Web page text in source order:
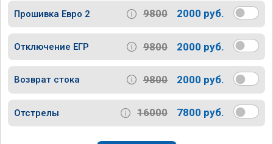
Прошивка Евро 2 9800 2000 руб.
Отключение ЕГР 9800 2000 руб.
Возврат стока 9800 2000 руб.
Отстрелы 16000 7800 руб.